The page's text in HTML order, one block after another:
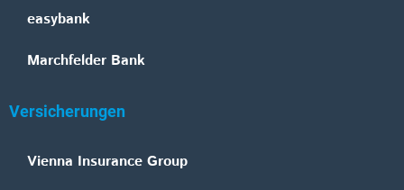
easybank
Marchfelder Bank
Versicherungen
Vienna Insurance Group